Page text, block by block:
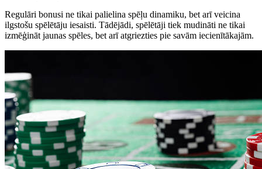
Regulāri bonusi ne tikai palielina spēļu dinamiku, bet arī veicina
ilgstošu spēlētāju iesaisti. Tādējādi, spēlētāji tiek mudināti ne tikai
izmēģināt jaunas spēles, bet arī atgriezties pie savām iecienītākajām.